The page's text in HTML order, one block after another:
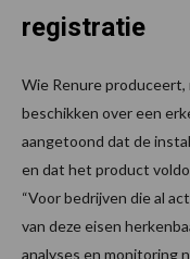
registratie
Wie Renure
beschikken over een
aangetoond dat de
en dat het product
“Voor bedrijven die al
van deze eisen
analyses en monitoring